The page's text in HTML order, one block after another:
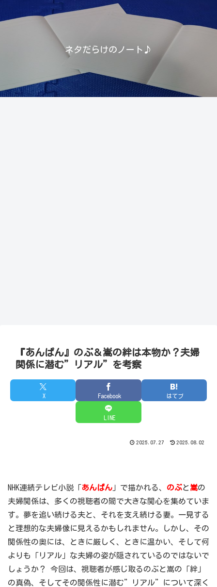
ネタだらけのノート♪
『あんぱん』のぶ＆嵩の絆は本物か？夫婦
関係に潜む”リアル”を考察
X Facebook はてブ
LINE
2025.07.27 2025.08.02
NHK連続テレビ小説「あんぱん 」で描かれる、 のぶと嵩の
夫婦関係は、多くの視聴者の間で大きな関心を集めていま
す。夢を追い続ける夫と、それを支え続ける妻。一見する
と理想的な夫婦像に見えるかもしれません。しかし、その
関係性の奥には、ときに厳しく、ときに温かい、そして何
よりも「リアル」な夫婦の姿が隠されているのではないで
しょうか？ 今回は、視聴者が感じ取るのぶと嵩の「絆」
の真偽、そしてその関係性に潜む”リアル”について深く